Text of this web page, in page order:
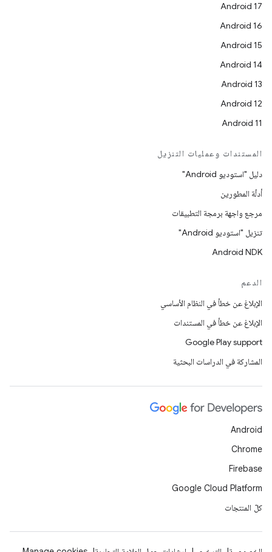
Android 17
Android 16
Android 15
Android 14
Android 13
Android 12
Android 11
المستندات وعمليات التنزيل
دليل "استوديو Android"
أدلّة المطورين
مرجع واجهة برمجة التطبيقات
تنزيل "استوديو Android"
Android NDK
الدعم
الإبلاغ عن خطأ في النظام الأساسي
الإبلاغ عن خطأ في المستندات
Google Play support
المشاركة في الدراسات البحثية
Android
Chrome
Firebase
Google Cloud Platform
كلّ المنتجات